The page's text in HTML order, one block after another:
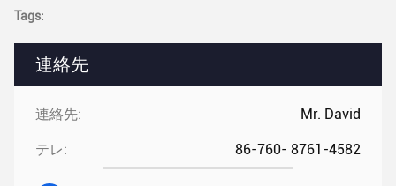
連絡先
連絡先: Mr. David
テレ: 86-760- 8761-4582
Tags: